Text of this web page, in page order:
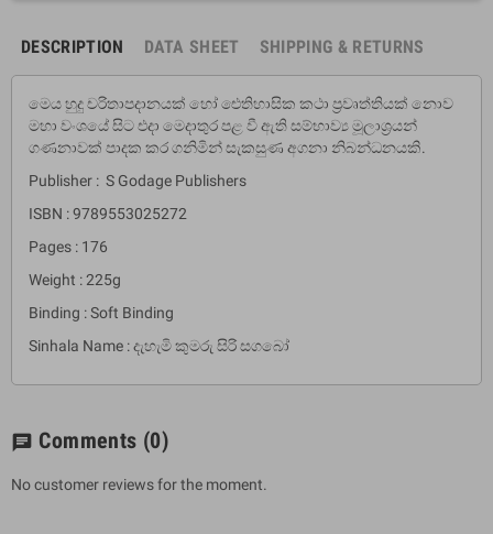
DESCRIPTION DATA SHEET SHIPPING & RETURNS
මෙය හුදු චරිතාපදානයක් හෝ ඓතිහාසික කථා ප‍්‍රවෘත්තියක් නොව
මහා වංශයේ සිට එදා මෙදාතුර පළ වී ඇති සම්භාව්‍ය මූලාශ‍්‍රයන්
ගණනාවක් පාදක කර ගනිමින් සැකසුණ අගනා නිබන්ධනයකි.
Publisher : S Godage Publishers
ISBN : 9789553025272
Pages : 176
Weight : 225g
Binding : Soft Binding
Sinhala Name : දැහැමි කුමරු සිරි සගබෝ
chat Comments (0)
No customer reviews for the moment.